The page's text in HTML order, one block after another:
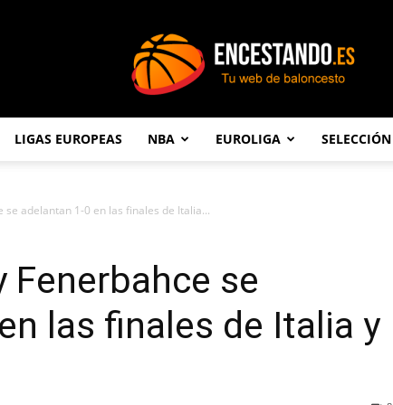
LIGAS EUROPEAS NBA EUROLIGA SELECCIÓN
adelantan 1-0 en las finales de Italia...
se
las finales de Italia y